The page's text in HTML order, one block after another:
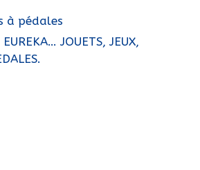
à pédales
JOUETS, JEUX,